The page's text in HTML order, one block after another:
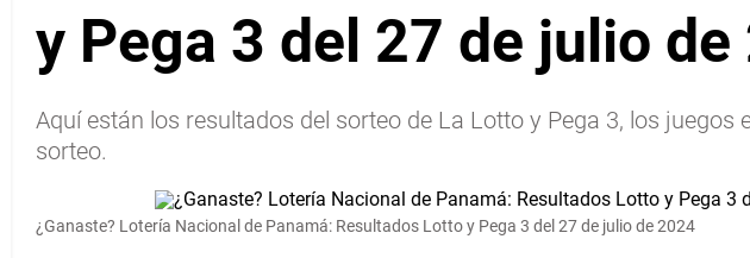
y Pega 3 del 27 de julio
Aquí están los resultados del sorteo de La Lotto y Pega 3, los
sorteo.
¿Ganaste? Lotería Nacional de Panamá: Resultados Lotto y Pega 3 del 27 de julio de 2024